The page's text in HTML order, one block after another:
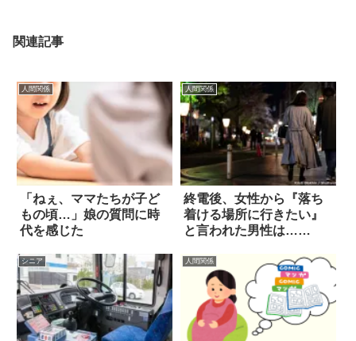
関連記事
人間関係
「ねぇ、ママたちが子ど
もの頃…」娘の質問に時
代を感じた
人間関係
終電後、女性から『落ち
着ける場所に行きたい』
と言われた男性は…
シニア 人間関係